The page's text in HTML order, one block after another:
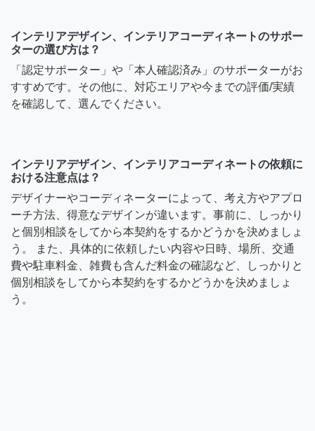
インテリアデザイン、インテリアコーディネートのサポー
ターの選び方は？
「認定サポーター」や「本人確認済み」のサポーターがお
すすめです。その他に、対応エリアや今までの評価/実績
を確認して、選んでください。
インテリアデザイン、インテリアコーディネートの依頼に
おける注意点は？
デザイナーやコーディネーターによって、考え方やアプロ
ーチ方法、得意なデザインが違います。事前に、しっかり
と個別相談をしてから本契約をするかどうかを決めましょ
う。 また、具体的に依頼したい内容や日時、場所、交通
費や駐車料金、雑費も含んだ料金の確認など、しっかりと
個別相談をしてから本契約をするかどうかを決めましょ
う。